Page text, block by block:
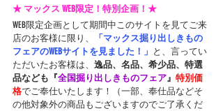
★ マックス WEB限定！特別企画！★
WEB限定企画として期間中このサイトを見てご来
店のお客様に限り、
「マックス掘り出しきもの
フェアのWEBサイトを見ました！」 と、言ってい
ただいたお客様は、 逸品、名品、希少品、特選
品なども『全国掘り出しきものフェア 』 特別価
格でご奉仕いたします！（一部、奉仕品などそ
の他対象外の商品もございますのでご了承くだ